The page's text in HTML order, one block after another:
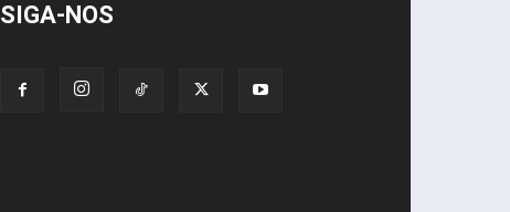
SIGA-NOS